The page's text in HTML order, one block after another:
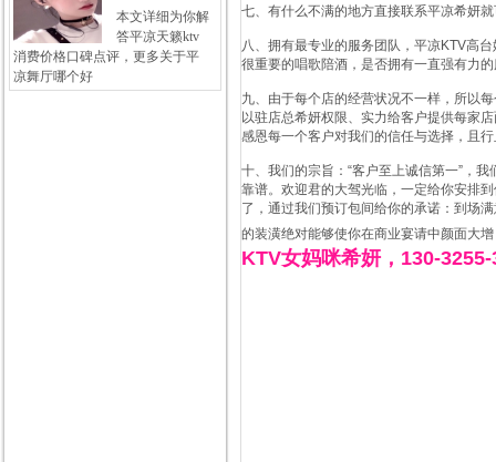
七、有什么不满的地方直接联系平凉希妍
八、拥有最专业的服务团队，平凉KTV高
很重要的唱歌陪酒，是否拥有一直强有力
九、由于每个店的经营状况不一样，所以
以驻店总希妍权限、实力给客户提供每家
感恩每一个客户对我们的信任与选择，且
十、我们的宗旨：“客户至上诚信第一”，
靠谱。欢迎君的大驾光临，一定给你安排
了，通过我们预订包间给你的承诺：到场
的装潢绝对能够使你在商业宴请中颜面大
KTV女妈咪希妍，130-
本文详细为你解
答平凉天籁ktv
消费价格口碑点评，更多关于平
凉舞厅哪个好